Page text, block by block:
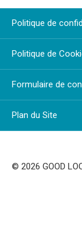
Politique de
Politique de
Formulaire de
Plan du Site
© 2026 GOOD